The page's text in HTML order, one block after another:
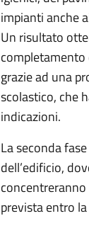
impianti anche
Un risultato
completamento
grazie ad una
scolastico, che
indicazioni.
La seconda
dell’edificio,
prevista entro